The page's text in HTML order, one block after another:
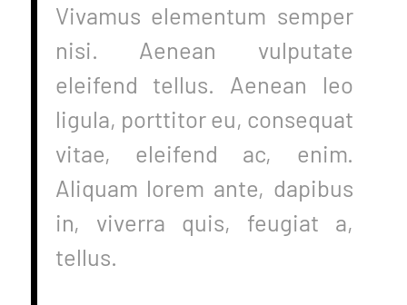
Vivamus elementum semper
nisi. Aenean vulputate
eleifend tellus. Aenean leo
ligula, porttitor eu, consequat
vitae, eleifend ac, enim.
Aliquam lorem ante, dapibus
in, viverra quis, feugiat a,
tellus.